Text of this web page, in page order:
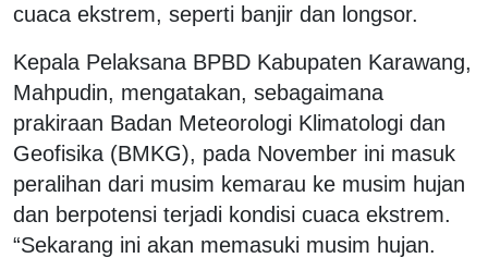
cuaca ekstrem, seperti banjir dan longsor.
Kepala Pelaksana BPBD Kabupaten Karawang,
Mahpudin, mengatakan, sebagaimana
prakiraan Badan Meteorologi Klimatologi dan
Geofisika (BMKG), pada November ini masuk
peralihan dari musim kemarau ke musim hujan
dan berpotensi terjadi kondisi cuaca ekstrem.
“Sekarang ini akan memasuki musim hujan.